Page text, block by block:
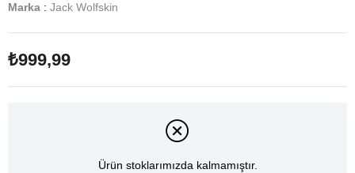
Marka : Jack Wolfskin
₺999,99
Ürün stoklarımızda kalmamıştır.